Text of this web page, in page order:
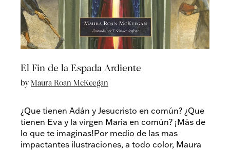
El Fin de la Espada Ardiente
byMaura Roan McKeegan
¿Que tienen Adán y Jesucristo en común? ¿Que
tienen Eva y la virgen María en común? ¡Más de
lo que te imaginas!Por medio de las mas
impactantes ilustraciones, a todo color, Maura